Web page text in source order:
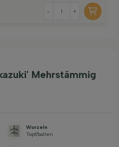
- +
Mehrstämmig
Wurzeln
Topf/ballen